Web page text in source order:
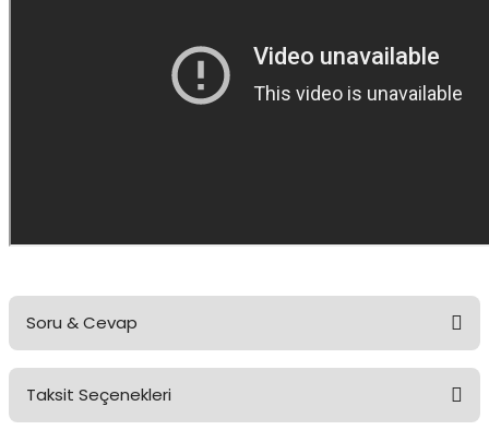
Soru & Cevap
Taksit Seçenekleri